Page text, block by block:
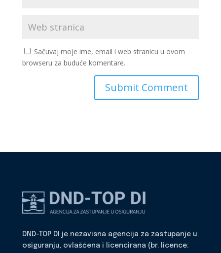
Sačuvaj moje ime, email i web stranicu u ovom
browseru za buduće komentare.
DND-TOP DI je nezavisna agencija za zastupanje u
osiguranju, ovlašćena i licencirana (br. licence: